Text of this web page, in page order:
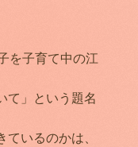
を子育て中の江
て」という題名
いるのかは、